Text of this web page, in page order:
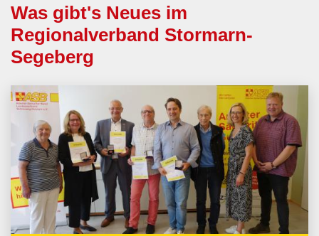
Was gibt's Neues im
Regionalverband Stormarn-
Segeberg